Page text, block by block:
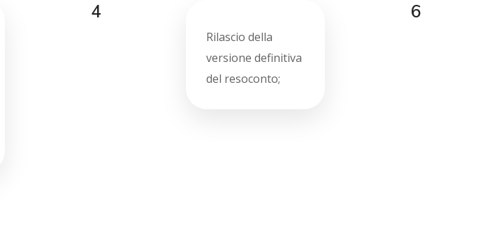
4
Rilascio della
versione definitiva
del resoconto;
6